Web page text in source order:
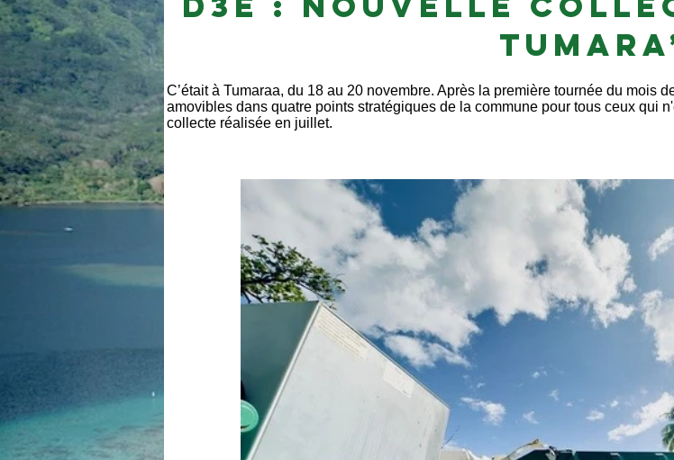
C’était à Tumaraa, du 18 au 20 novembre. Après la première tournée du mois
amovibles dans quatre points stratégiques de la commune pour tous ceux qui
collecte réalisée en juillet.